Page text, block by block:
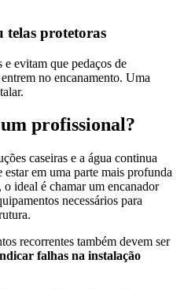
telas protetoras
e evitam que pedaços de
no encanamento. Uma
profissional?
caseiras e a água continua
em uma parte mais profunda
o ideal é chamar um encanador
necessários para
recorrentes também devem ser
falhas na instalação